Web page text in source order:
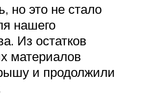
но это не стало
нашего
Из остатков
материалов
и продолжили